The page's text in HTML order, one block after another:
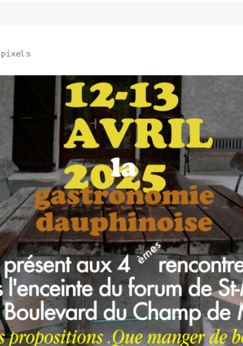
pixels